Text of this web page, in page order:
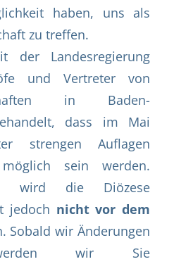
haben, uns als
zu treffen.
der Landesregierung
und Vertreter von
in Baden-
dass im Mai
strengen Auflagen
sein werden.
wird die Diözese
jedoch nicht vor dem
Sobald wir Änderungen
wir Sie